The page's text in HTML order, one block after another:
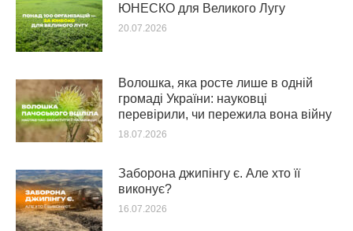
ЮНЕСКО для Великого Лугу
20.07.2026
Волошка, яка росте лише в одній
громаді України: науковці
перевірили, чи пережила вона війну
18.07.2026
Заборона джипінгу є. Але хто її
виконує?
16.07.2026